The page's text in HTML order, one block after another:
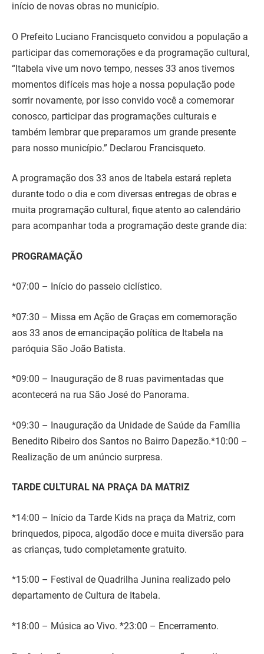
início de novas obras no município.
O Prefeito Luciano Francisqueto convidou a população a
participar das comemorações e da programação cultural,
“Itabela vive um novo tempo, nesses 33 anos tivemos
momentos difíceis mas hoje a nossa população pode
sorrir novamente, por isso convido você a comemorar
conosco, participar das programações culturais e
também lembrar que preparamos um grande presente
para nosso município.” Declarou Francisqueto.
A programação dos 33 anos de Itabela estará repleta
durante todo o dia e com diversas entregas de obras e
muita programação cultural, fique atento ao calendário
para acompanhar toda a programação deste grande dia:
PROGRAMAÇÃO
*07:00 – Início do passeio ciclístico.
*07:30 – Missa em Ação de Graças em comemoração
aos 33 anos de emancipação política de Itabela na
paróquia São João Batista.
*09:00 – Inauguração de 8 ruas pavimentadas que
acontecerá na rua São José do Panorama.
*09:30 – Inauguração da Unidade de Saúde da Família
Benedito Ribeiro dos Santos no Bairro Dapezão.*10:00 –
Realização de um anúncio surpresa.
TARDE CULTURAL NA PRAÇA DA MATRIZ
*14:00 – Início da Tarde Kids na praça da Matriz, com
brinquedos, pipoca, algodão doce e muita diversão para
as crianças, tudo completamente gratuito.
*15:00 – Festival de Quadrilha Junina realizado pelo
departamento de Cultura de Itabela.
*18:00 – Música ao Vivo. *23:00 – Encerramento.